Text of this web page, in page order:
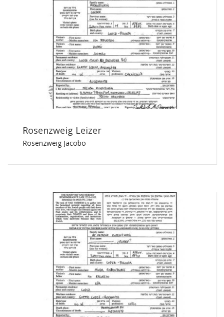
Rosenzweig Leizer
Rosenzweig Jacobo